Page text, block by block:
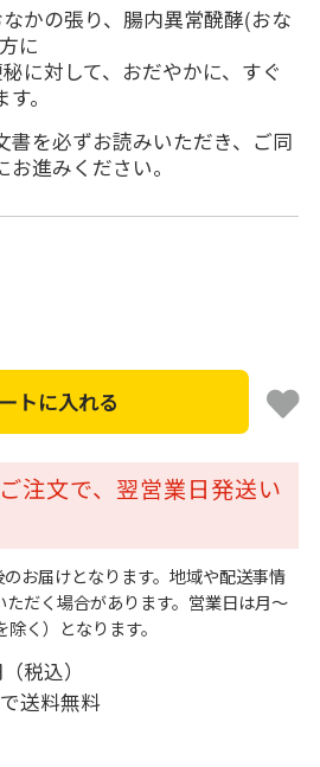
かの張り、腸内異常醗酵(おな
に
に対して、おだやかに、すぐ
。
書を必ずお読みいただき、ご同
進みください。
トに入れる
注文で、翌営業日発送い
お届けとなります。地域や配送事情
ただく場合があります。営業日は月～
く）となります。
税込）
送料無料